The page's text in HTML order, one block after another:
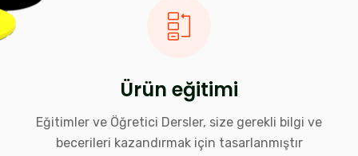
Ürün eğitimi
Eğitimler ve Öğretici Dersler, size gerekli bilgi ve
becerileri kazandırmak için tasarlanmıştır